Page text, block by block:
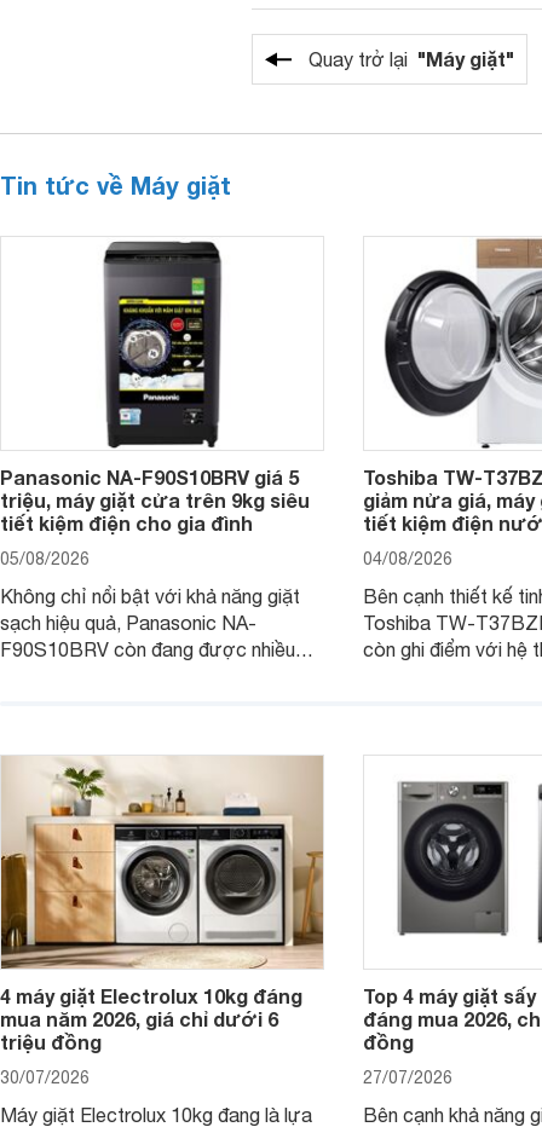
Quay trở lại "Máy giặt"
Tin tức về Máy giặt
Panasonic NA-F90S10BRV giá 5
triệu, máy giặt cửa trên 9kg siêu
tiết kiệm điện cho gia đình
05/08/2026
Không chỉ nổi bật với khả năng giặt
sạch hiệu quả, Panasonic NA-
F90S10BRV còn đang được nhiều
giặt cửa trên 9kg.
Toshiba TW-
giảm nửa giá,
tiết kiệm điện
04/08/2026
Bên cạnh thiết kế
Toshiba TW-
còn ghi điểm với hệ
giặt.
4 máy giặt Electrolux 10kg đáng
mua năm 2026, giá chỉ dưới 6
triệu đồng
30/07/2026
Máy giặt Electrolux 10kg đang là lựa
Top 4 máy giặt
đáng mua 2026,
đồng
27/07/2026
Bên cạnh khả năng